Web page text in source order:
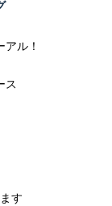
ル！
ス
す